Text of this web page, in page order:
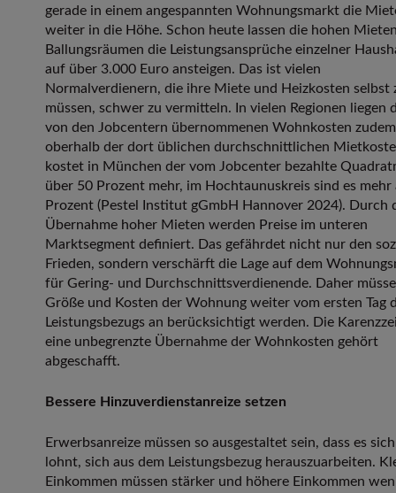
gerade in einem angespannten Wohnungsmarkt die
weiter in die Höhe. Schon heute lassen die hohen
Ballungsräumen die Leistungsansprüche einzelner
auf über 3.000 Euro ansteigen. Das ist vielen
Normalverdienern, die ihre Miete und Heizkosten selbst
müssen, schwer zu vermitteln. In vielen Regionen liegen
von den Jobcentern übernommenen Wohnkosten
oberhalb der dort üblichen durchschnittlichen
kostet in München der vom Jobcenter bezahlte
über 50 Prozent mehr, im Hochtaunuskreis sind es mehr
Prozent (Pestel Institut gGmbH Hannover 2024). Durch
Übernahme hoher Mieten werden Preise im unteren
Marktsegment definiert. Das gefährdet nicht nur den
Frieden, sondern verschärft die Lage auf dem
für Gering- und Durchschnittsverdienende. Daher
Größe und Kosten der Wohnung weiter vom ersten Tag
Leistungsbezugs an berücksichtigt werden. Die
eine unbegrenzte Übernahme der Wohnkosten gehört
abgeschafft.
Bessere Hinzuverdienstanreize setzen
Erwerbsanreize müssen so ausgestaltet sein, dass es sich
lohnt, sich aus dem Leistungsbezug herauszuarbeiten.
Einkommen müssen stärker und höhere Einkommen